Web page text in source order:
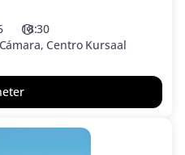
18:30
Centro Kursaal